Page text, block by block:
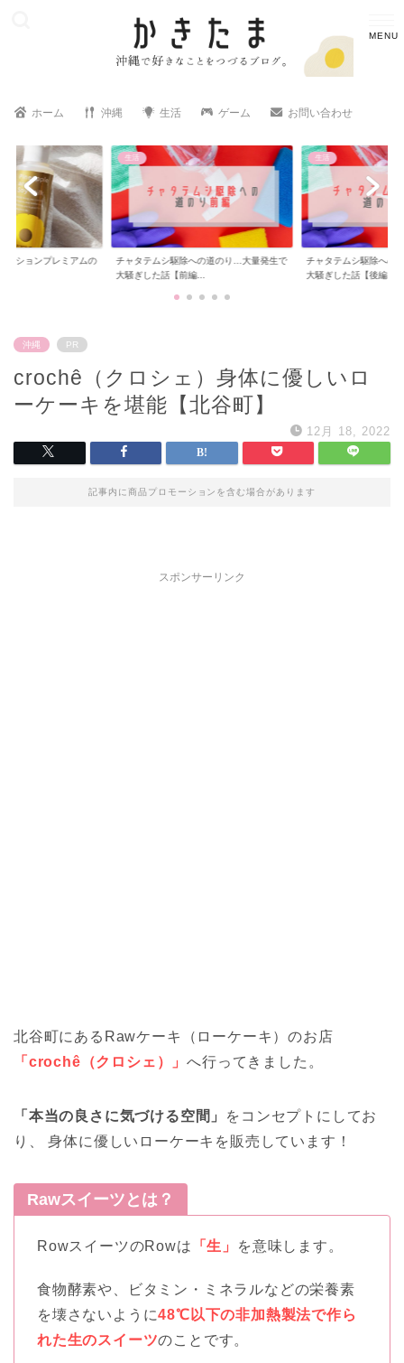
ホーム 沖縄 生活 ゲーム お問い合わせ
の道のり…大量発生で
生活
チャタテムシ駆除への道のり…大量発生で
大騒ぎした話【後編...
沖縄
沖縄でウォータースタ
設置！メリット・デ...
沖縄 PR
crochê（クロシェ）身体に優しいロ
ーケーキを堪能【北谷町】
12月 18, 2022
記事内に商品プロモーションを含む場合があります
スポンサーリンク
北谷町にあるRawケーキ（ローケーキ）のお店
「crochê（クロシェ）」へ行ってきました。
「本当の良さに気づける空間」
をコンセプトにしてお
り、 身体に優しいローケーキを販売しています！
Rawスイーツとは？
RowスイーツのRowは 「生」 を意味します。
食物酵素や、ビタミン・ミネラルなどの栄養素
を壊さないように48℃以下の非加熱製法で作ら
れた生のスイーツのことです。